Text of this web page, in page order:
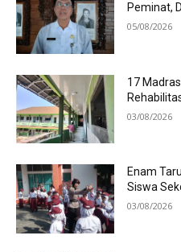
Peminat,
05/08/2026
17
03/08/2026
Enam
Siswa
03/08/2026